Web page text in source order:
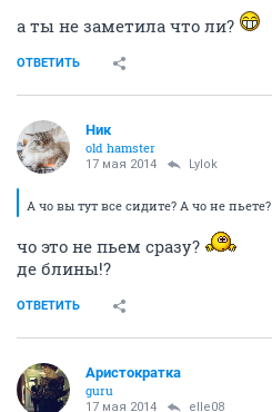
а ты не заметила что ли?
ОТВЕТИТЬ
Ник
old hamster
17 мая 2014 Lylok
А чо вы тут все сидите? А чо не пьете?
чо это не пьем сразу?
де блины!?
ОТВЕТИТЬ
Аристократка
guru
17 мая 2014 elle08